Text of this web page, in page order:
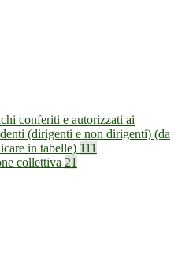
conferiti e autorizzati ai
(dirigenti e non dirigenti) (da
in tabelle) 111
collettiva 21